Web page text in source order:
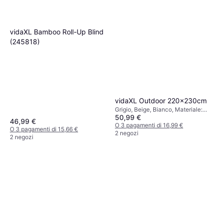
vidaXL Bamboo Roll-Up Blind
(245818)
46,99 €
O 3 pagamenti di 15,66 €
2 negozi
vidaXL Outdoor 220x230cm
Grigio, Beige, Bianco, Materiale:
Plastica, Meccanismo a catena
50,99 €
O 3 pagamenti di 16,99 €
2 negozi